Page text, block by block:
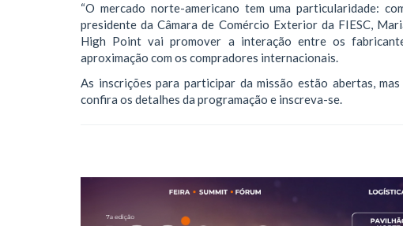
“O mercado norte-americano tem uma particularidade:
presidente da Câmara de Comércio Exterior da FIESC,
High Point vai promover a interação entre os
aproximação com os compradores internacionais.
As inscrições para participar da missão estão abertas,
confira os detalhes da programação e inscreva-se.